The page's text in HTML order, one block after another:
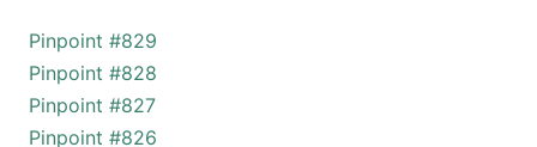
Pinpoint #829
Pinpoint #828
Pinpoint #827
Pinpoint #826